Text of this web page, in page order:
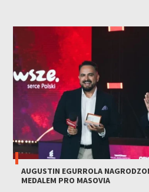
AUGUSTIN EGURROLA
MEDALEM PRO MASOVIA